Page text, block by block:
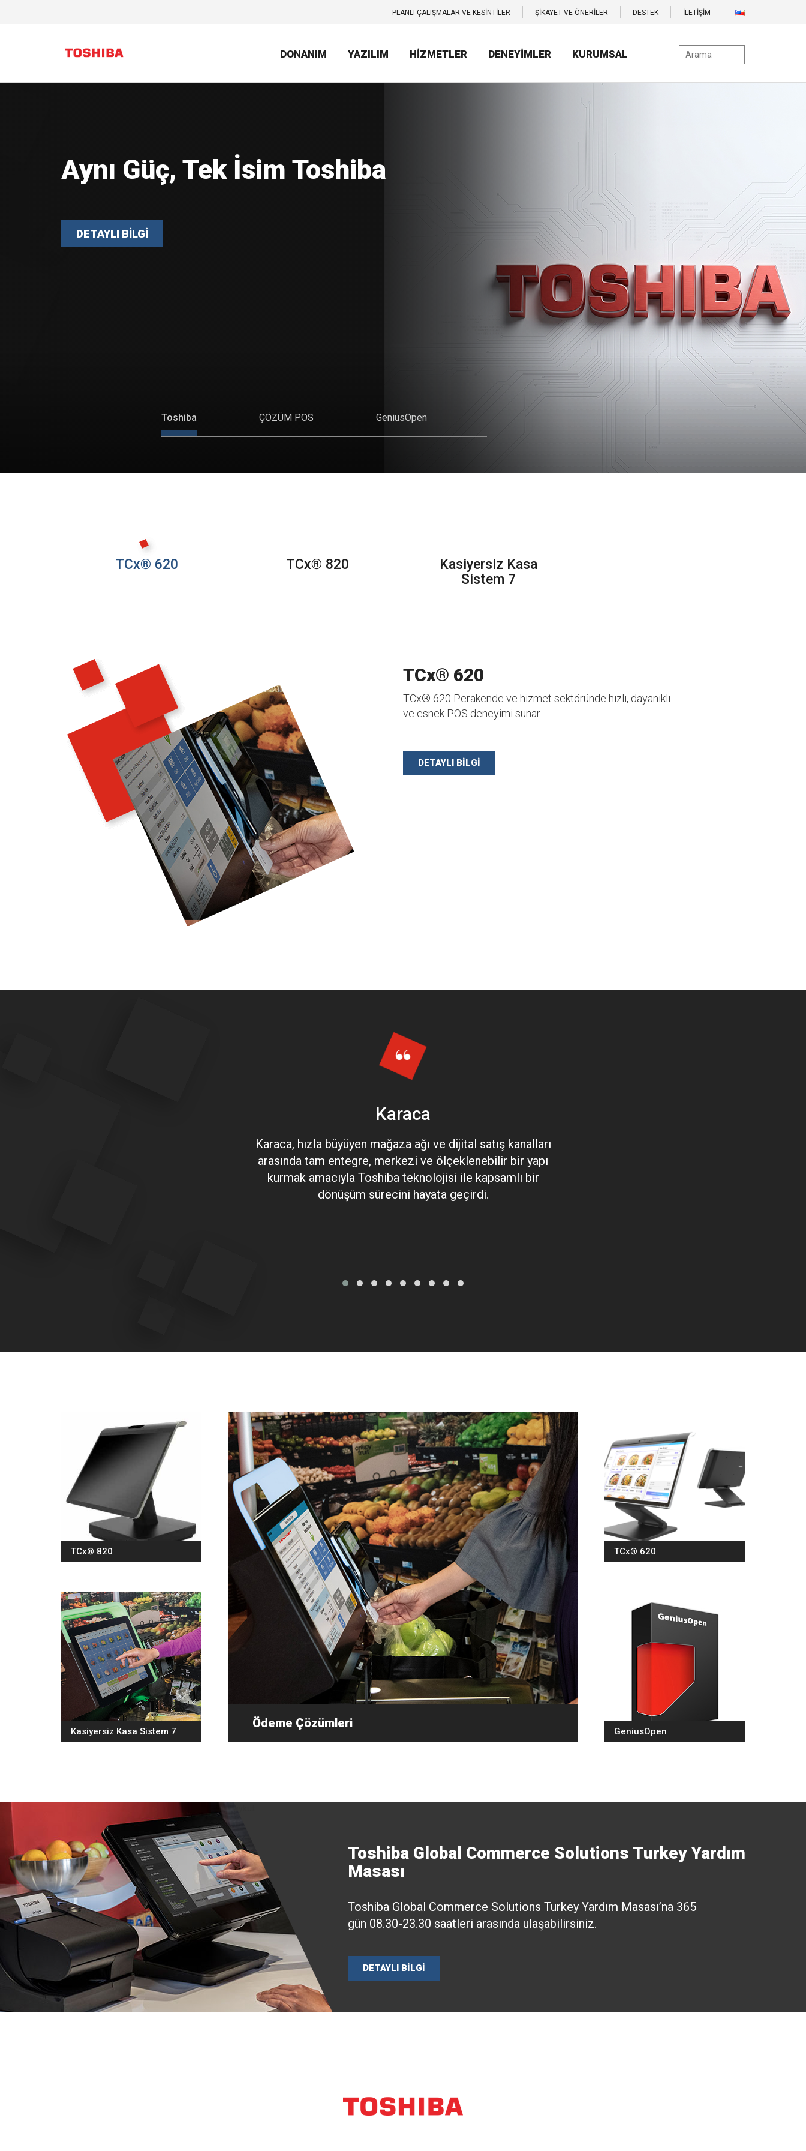
PLANLI ÇALIŞMALAR VE KESİNTİLER ŞİKAYET VE ÖNERİLER DESTEK İLETİŞİM
DONANIM YAZILIM HİZMETLER DENEYİMLER KURUMSAL
Toshiba ÇÖZÜM POS GeniusOpen
Güçlü Donanım. Akıllı Uyum.
nesil POS donanımlarıyla
buluşuyor.
TCx® 620 TCx® 820
Kasiyersiz Kasa
Sistem 7
TCx® 620
TCx® 620 Perakende ve hizmet sektöründe hızlı, dayanıklı
ve esnek POS deneyimi sunar.
DETAYLI BİLGİ
Karaca
Karaca, hızla büyüyen mağaza ağı ve dijital satış kanalları
arasında tam entegre, merkezi ve ölçeklenebilir bir yapı
kurmak amacıyla Toshiba teknolojisi ile kapsamlı bir
dönüşüm sürecini hayata geçirdi.
Ödeme Çözümleri
TCx® 620
GeniusOpen
TCx® 820
Kasiyersiz Kasa Sistem 7
Toshiba Global Commerce Solutions Turkey Yardım
Masası
Toshiba Global Commerce Solutions Turkey Yardım Masası’na 365
gün 08.30-23.30 saatleri arasında ulaşabilirsiniz.
DETAYLI BİLGİ